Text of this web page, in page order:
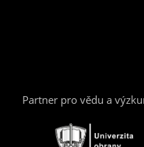
Partner pro vědu a